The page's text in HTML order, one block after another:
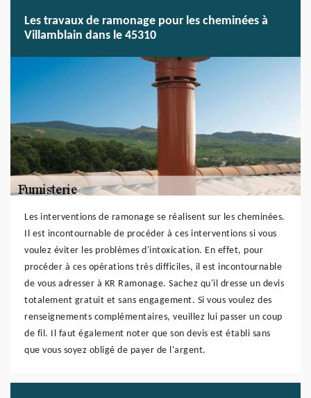
Les travaux de ramonage pour les cheminées à
Villamblain dans le 45310
Les interventions de ramonage se réalisent sur les cheminées.
Il est incontournable de procéder à ces interventions si vous
voulez éviter les problèmes d'intoxication. En effet, pour
procéder à ces opérations très difficiles, il est incontournable
de vous adresser à KR Ramonage. Sachez qu'il dresse un devis
totalement gratuit et sans engagement. Si vous voulez des
renseignements complémentaires, veuillez lui passer un coup
de fil. Il faut également noter que son devis est établi sans
que vous soyez obligé de payer de l'argent.